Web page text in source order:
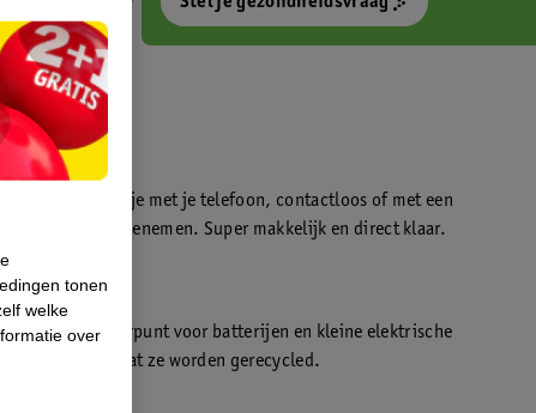
waarmee je met je telefoon, contactloos of met een
direct kan meenemen. Super makkelijk en direct klaar.
WeCycle inleverpunt voor batterijen en kleine elektrische
inleveren zodat ze worden gerecycled.
tonen
welke
over